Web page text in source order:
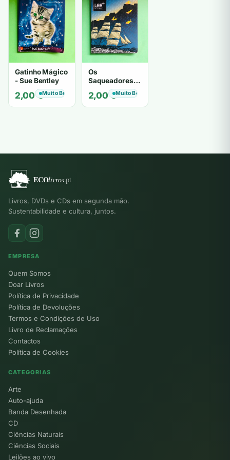
Gatinho Mágico
- Sue Bentley
2,00€Muito Bom
Os
Saqueadores -
Iain Lawrence
2,00€Muito Bom
Livros, DVDs e CDs em segunda mão.
Sustentabilidade e cultura, juntos.
EMPRESA
Quem Somos
Doar Livros
Política de Privacidade
Política de Devoluções
Termos e Condições de Uso
Livro de Reclamações
Contactos
Política de Cookies
CATEGORIAS
Arte
Auto-ajuda
Banda Desenhada
CD
Ciências Naturais
Ciências Sociais
Leilões ao vivo